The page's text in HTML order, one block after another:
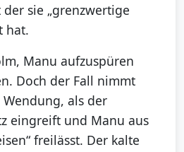
sie „grenzwertige
hat.
Manu aufzuspüren
Doch der Fall nimmt
als der
eingreift und Manu aus
freilässt. Der kalte